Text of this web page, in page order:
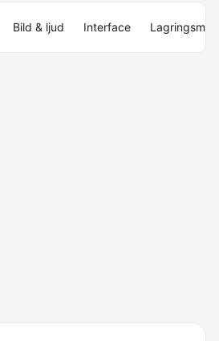
Bild & ljud Interface